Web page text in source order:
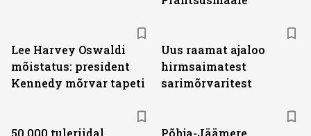
Lee Harvey Oswaldi
mõistatus: president
Kennedy mõrvar tapeti
Uus raamat ajaloo
hirmsaimatest
sarimõrvaritest
50 000 tuleriidal
Põhja-Jäämere